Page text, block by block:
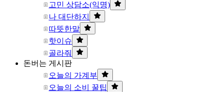
고민 상담소(익명)
나 대단하지
따뜻한말
핫이슈
골라줘
돈버는 게시판
오늘의 가계부
오늘의 소비 꿀팁